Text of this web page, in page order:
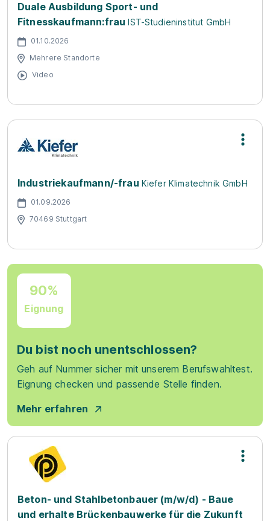
Duale Ausbildung Sport- und
Fitnesskaufmann:frau IST-Studieninstitut GmbH
01.10.2026
Mehrere Standorte
Video
Industriekaufmann/-frau Kiefer Klimatechnik GmbH
01.09.2026
70469 Stuttgart
90%
Eignung
Du bist noch unentschlossen?
Geh auf Nummer sicher mit unserem Berufswahltest.
Eignung checken und passende Stelle finden.
Mehr erfahren
Beton- und Stahlbetonbauer (m/w/d) - Baue
und erhalte Brückenbauwerke für die Zukunft